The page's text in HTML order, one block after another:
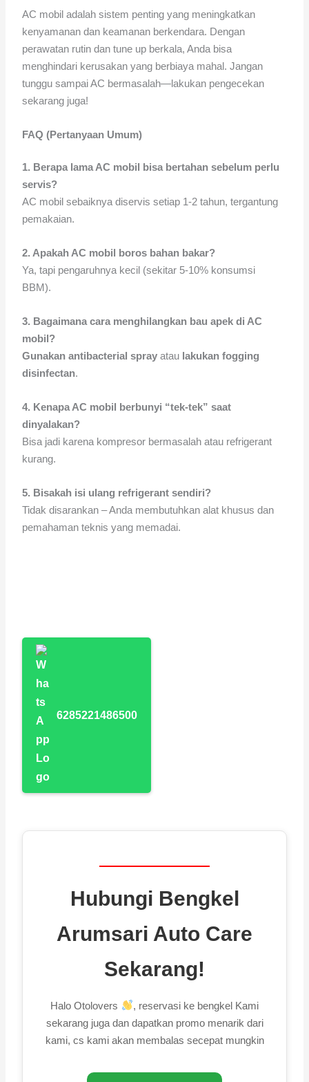
AC mobil adalah sistem penting yang meningkatkan
kenyamanan dan keamanan berkendara. Dengan
perawatan rutin dan tune up berkala, Anda bisa
menghindari kerusakan yang berbiaya mahal. Jangan
tunggu sampai AC bermasalah—lakukan pengecekan
sekarang juga!
FAQ (Pertanyaan Umum)
1. Berapa lama AC mobil bisa bertahan sebelum perlu
servis?
AC mobil sebaiknya diservis setiap 1-2 tahun, tergantung
pemakaian.
2. Apakah AC mobil boros bahan bakar?
Ya, tapi pengaruhnya kecil (sekitar 5-10% konsumsi
BBM).
3. Bagaimana cara menghilangkan bau apek di AC
mobil?
Gunakan antibacterial spray atau lakukan fogging
disinfectan.
4. Kenapa AC mobil berbunyi “tek-tek” saat
dinyalakan?
Bisa jadi karena kompresor bermasalah atau refrigerant
kurang.
5. Bisakah isi ulang refrigerant sendiri?
Tidak disarankan – Anda membutuhkan alat khusus dan
pemahaman teknis yang memadai.
6285221486500
Hubungi Bengkel
Arumsari Auto Care
Sekarang!
Halo Otolovers
, reservasi ke bengkel Kami
sekarang juga dan dapatkan promo menarik dari
kami, cs kami akan membalas secepat mungkin